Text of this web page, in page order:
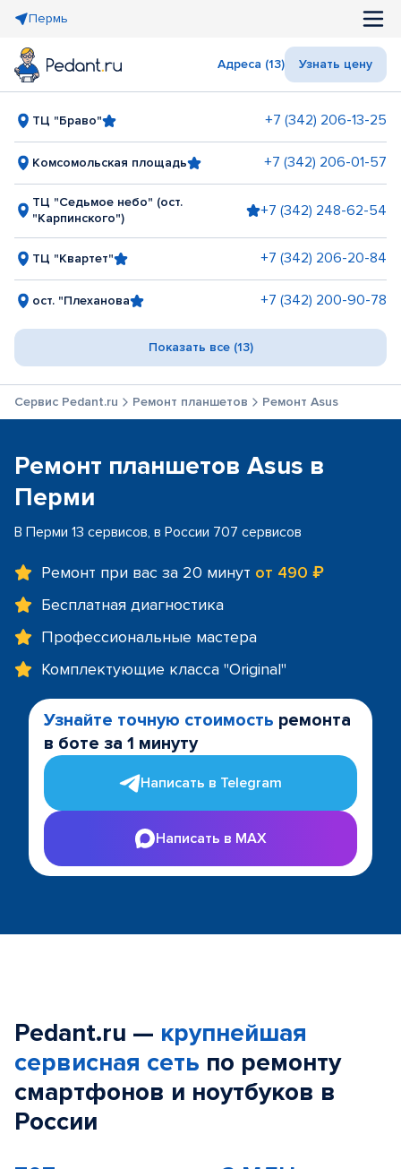
Пермь
Адреса (13) Узнать цену
ТЦ "Браво" +7 (342) 206-13-25
Комсомольская площадь +7 (342) 206-01-57
ТЦ "Седьмое небо" (ост.
"Карпинского")
+7 (342) 248-62-54
ТЦ "Квартет" +7 (342) 206-20-84
ост. "Плеханова +7 (342) 200-90-78
Показать все (13)
Сервис Pedant.ru Ремонт планшетов Ремонт Asus
Ремонт планшетов Asus в
Перми
В Перми 13 сервисов, в России 707 сервисов
Ремонт при вас за 20 минут от 490 ₽
Бесплатная диагностика
Профессиональные мастера
Комплектующие класса "Original"
Узнайте точную стоимость ремонта
в боте за 1 минуту
Написать в Telegram
Написать в MAX
Pedant.ru — крупнейшая
сервисная сеть по ремонту
смартфонов и ноутбуков в
России